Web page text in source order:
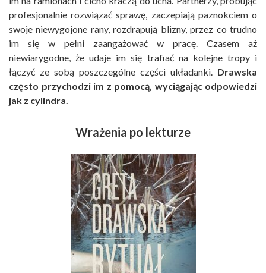
profesjonalnie rozwiązać sprawę, zaczepiają paznokciem o
swoje niewygojone rany, rozdrapują blizny, przez co trudno
im się w pełni zaangażować w pracę. Czasem aż
niewiarygodne, że udaje im się trafiać na kolejne tropy i
łączyć ze sobą poszczególne części układanki. Drawska
często przychodzi im z pomocą, wyciągając odpowiedzi
jak z cylindra.
Wrażenia po lekturze